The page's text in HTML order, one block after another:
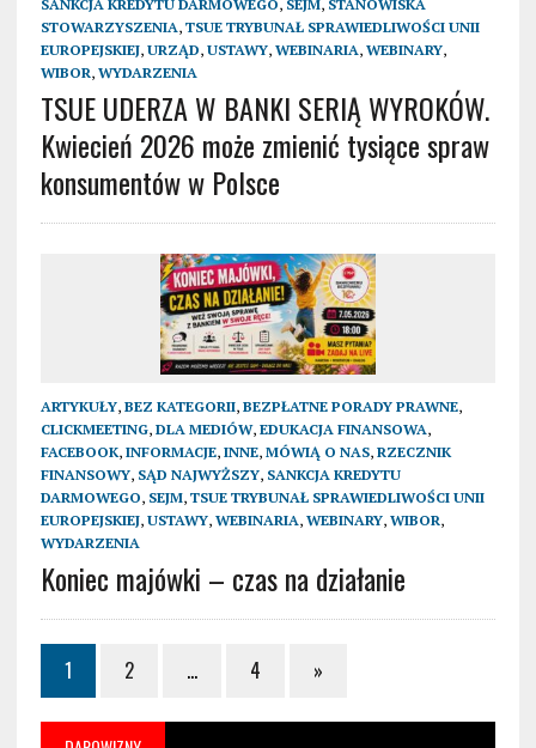
SANKCJA KREDYTU DARMOWEGO, SEJM, STANOWISKA
STOWARZYSZENIA, TSUE TRYBUNAŁ SPRAWIEDLIWOŚCI UNII
EUROPEJSKIEJ, URZĄD, USTAWY, WEBINARIA, WEBINARY,
WIBOR, WYDARZENIA
TSUE UDERZA W BANKI SERIĄ WYROKÓW.
Kwiecień 2026 może zmienić tysiące spraw
konsumentów w Polsce
ARTYKUŁY, BEZ KATEGORII, BEZPŁATNE PORADY PRAWNE,
CLICKMEETING, DLA MEDIÓW, EDUKACJA FINANSOWA,
FACEBOOK, INFORMACJE, INNE, MÓWIĄ O NAS, RZECZNIK
FINANSOWY, SĄD NAJWYŻSZY, SANKCJA KREDYTU
DARMOWEGO, SEJM, TSUE TRYBUNAŁ SPRAWIEDLIWOŚCI UNII
EUROPEJSKIEJ, USTAWY, WEBINARIA, WEBINARY, WIBOR,
WYDARZENIA
Koniec majówki – czas na działanie
1 2 … 4 »